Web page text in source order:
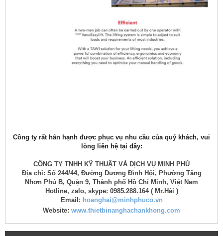
Công ty rất hân hạnh được phục vụ nhu cầu của quý khách, vui
lòng liên hệ tại đây:
CÔNG TY TNHH KỸ THUẬT VÀ DỊCH VỤ MINH PHÚ
Địa chỉ: Số 244/44, Đường Dương Đình Hội, Phường Tăng
Nhơn Phú B, Quận 9, Thành phố Hồ Chí Minh, Việt Nam
Hotline, zalo, skype: 0985.288.164 ( Mr.Hải )
Email: hoanghai@minhphuco.vn
Website: www.thietbinanghachankhong.com